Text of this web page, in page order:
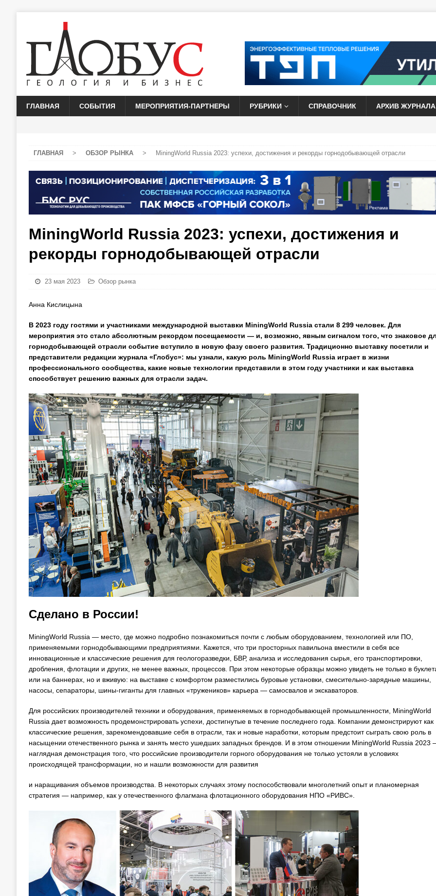
ГЛАВНАЯ СОБЫТИЯ МЕРОПРИЯТИЯ-ПАРТНЕРЫ РУБРИКИ СПРАВОЧНИК АРХИВ ЖУРНАЛА
ГЛАВНАЯ > ОБЗОР РЫНКА > MiningWorld Russia 2023: успехи, достижения и рекорды горнодобывающей отрасли
MiningWorld Russia 2023: успехи, достижения и
рекорды горнодобывающей отрасли
23 мая 2023 Обзор рынка
Анна Кислицына
В 2023 году гостями и участниками международной выставки MiningWorld Russia стали 8 299 человек. Для
мероприятия это стало абсолютным рекордом посещаемости — и, возможно, явным сигналом того, что знаковое
горнодобывающей отрасли событие вступило в новую фазу своего развития. Традиционно выставку посетили и
представители редакции журнала «Глобус»: мы узнали, какую роль MiningWorld Russia играет в жизни
профессионального сообщества, какие новые технологии представили в этом году участники и как выставка
способствует решению важных для отрасли задач.
Сделано в России!
MiningWorld Russia — место, где можно подробно познакомиться почти с любым оборудованием, технологией или ПО,
применяемыми горнодобывающими предприятиями. Кажется, что три просторных павильона вместили в себя все
инновационные и классические решения для геологоразведки, БВР, анализа и исследования сырья, его транспортировки,
дробления, флотации и других, не менее важных, процессов. При этом некоторые образцы можно увидеть не только в
или на баннерах, но и вживую: на выставке с комфортом разместились буровые установки, смесительно-зарядные машины,
насосы, сепараторы, шины-гиганты для главных «тружеников» карьера — самосвалов и экскаваторов.
Для российских производителей техники и оборудования, применяемых в горнодобывающей промышленности, MiningWorld
Russia дает возможность продемонстрировать успехи, достигнутые в течение последнего года. Компании демонстрируют как
классические решения, зарекомендовавшие себя в отрасли, так и новые наработки, которым предстоит сыграть свою роль в
насыщении отечественного рынка и занять место ушедших западных брендов. И в этом отношении MiningWorld Russia 2023
наглядная демонстрация того, что российские производители горного оборудования не только устояли в условиях
происходящей трансформации, но и нашли возможности для развития
и наращивания объемов производства. В некоторых случаях этому поспособствовали многолетний опыт и планомерная
стратегия — например, как у отечественного флагмана флотационного оборудования НПО «РИВС».